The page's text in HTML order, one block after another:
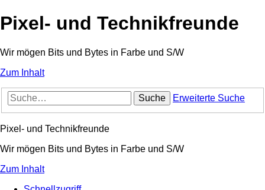
Pixel- und Technikfreunde
Wir mögen Bits und Bytes in Farbe und S/W
Zum Inhalt
Suche Erweiterte Suche
Pixel- und Technikfreunde
Wir mögen Bits und Bytes in Farbe und S/W
Zum Inhalt